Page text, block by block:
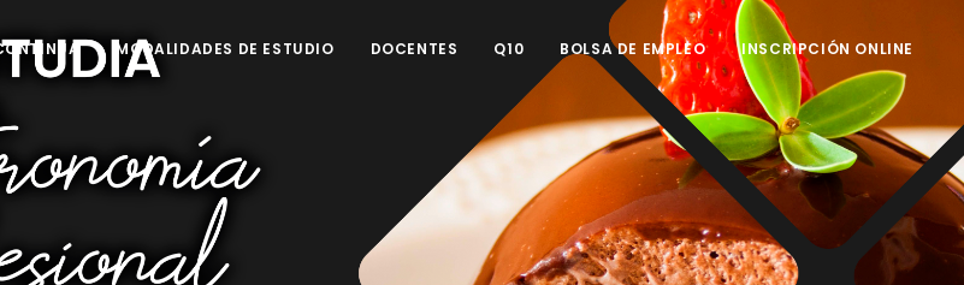
MODALIDADES DE ESTUDIO DOCENTES Q10 BOLSA DE EMPLEO INSCRIPCIÓN ONLINE